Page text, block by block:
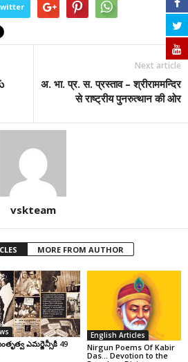
Next article
अ. भा. प्र. स. प्रस्ताव – श्रीराममन्दिर
से राष्ट्रीय पुनरुत्थान की ओर
vskteam
MORE FROM AUTHOR
ఎమర్జెన్సీకి 49
English Articles
Nirgun Poems Of Kabir
Das… Devotion to the